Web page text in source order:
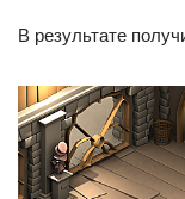
В результате